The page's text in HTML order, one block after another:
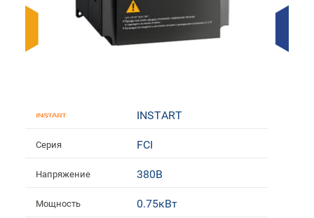
INSTART
Серия FCI
Напряжение 380В
Мощность 0.75кВт